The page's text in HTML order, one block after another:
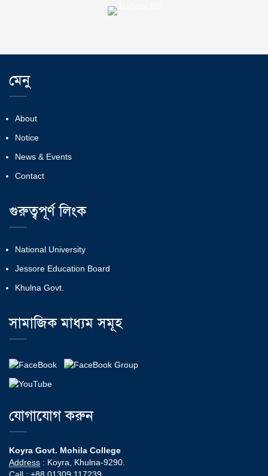
মেনু
About
Notice
News & Events
Contact
গুরুত্বপূর্ণ লিংক
National University
Jessore Education Board
Khulna Govt.
সামাজিক মাধ্যম সমূহ
যোগাযোগ করুন
Koyra Govt. Mohila College
Address : Koyra, Khulna-9290.